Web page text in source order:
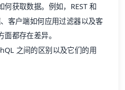
获取数据。例如，REST 和
客户端如何应用过滤器以及客
都存在差异。
之间的区别以及它们的用